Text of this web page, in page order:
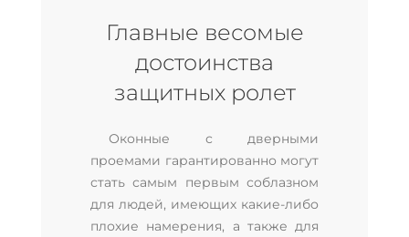
Главные весомые
достоинства
защитных ролет
Оконные с дверными
проемами гарантированно могут
стать самым первым соблазном
для людей, имеющих какие-либо
плохие намерения, а также для